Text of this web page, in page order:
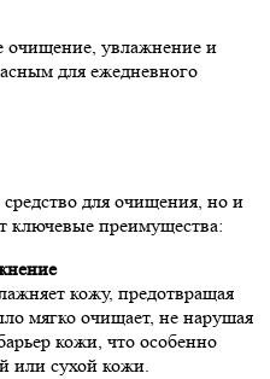
очищение, увлажнение и
для ежедневного
для очищения, но и
ключевые преимущества:
кожу, предотвращая
мягко очищает, не нарушая
кожи, что особенно
или сухой кожи.